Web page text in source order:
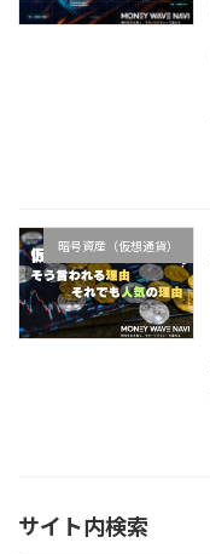
暗号資産（仮想通貨）
サイト内検索